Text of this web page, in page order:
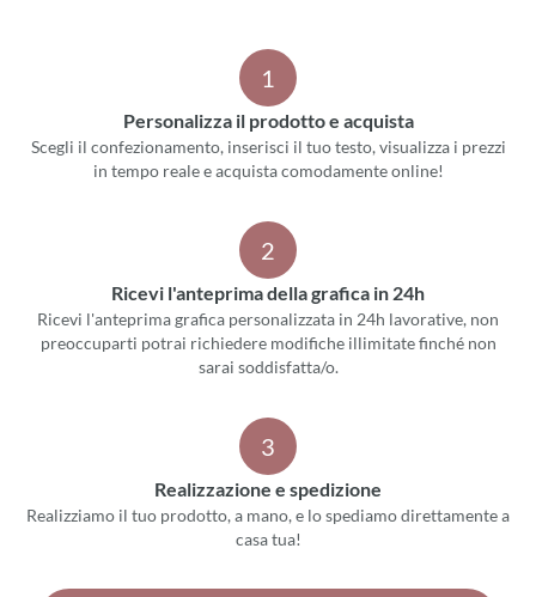
1
Personalizza il prodotto e acquista
Scegli il confezionamento, inserisci il tuo testo, visualizza i prezzi
in tempo reale e acquista comodamente online!
2
Ricevi l'anteprima della grafica in 24h
Ricevi l'anteprima grafica personalizzata in 24h lavorative, non
preoccuparti potrai richiedere modifiche illimitate finché non
sarai soddisfatta/o.
3
Realizzazione e spedizione
Realizziamo il tuo prodotto, a mano, e lo spediamo direttamente a
casa tua!